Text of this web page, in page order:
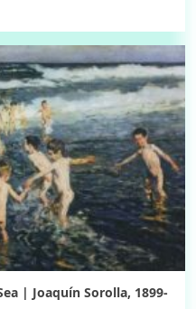
| Joaquín Sorolla, 1899-